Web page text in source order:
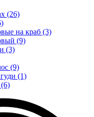
(26)
на краб (3)
(9)
(3)
(9)
(1)